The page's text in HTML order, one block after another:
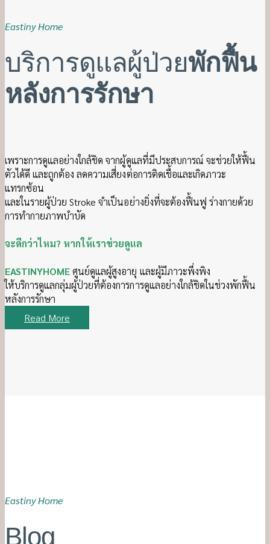
Eastiny Home
บริการดูแลผู้ป่วยพักฟื้น
หลังการรักษา
เพราะการดูแลอย่างใกล้ชิด จากผู้ดูแลที่มีประสบการณ์ จะช่วยให้ฟื้น
ตัวได้ดี และถูกต้อง ลดความเสี่ยงต่อการติดเชื้อและเกิดภาวะ
แทรกซ้อน
และในรายผู้ป่วย Stroke จำเป็นอย่างยิ่งที่จะต้องฟื้นฟู ร่างกายด้วย
การทำกายภาพบำบัด
จะดีกว่าไหม? หากให้เราช่วยดูแล
EASTINYHOMEศูนย์ดูแลผู้สูงอายุ และผู้มีภาวะพึ่งพิง
ให้บริการดูแลกลุ่มผู้ป่วยที่ต้องการการดูแลอย่างใกล้ชิดในช่วงพักฟื้น
หลังการรักษา
Read More
Eastiny Home
Blog